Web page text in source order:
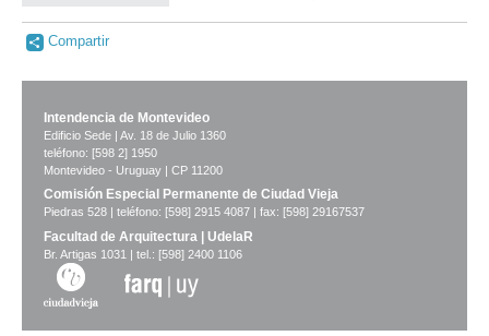
Compartir
Intendencia de Montevideo
Edificio Sede | Av. 18 de Julio 1360
teléfono: [598 2] 1950
Montevideo - Uruguay | CP 11200
Comisión Especial Permanente de Ciudad Vieja
Piedras 528 | teléfono: [598] 2915 4087 | fax: [598] 29167537
Facultad de Arquitectura | UdelaR
Br. Artigas 1031 | tel.: [598] 2400 1106